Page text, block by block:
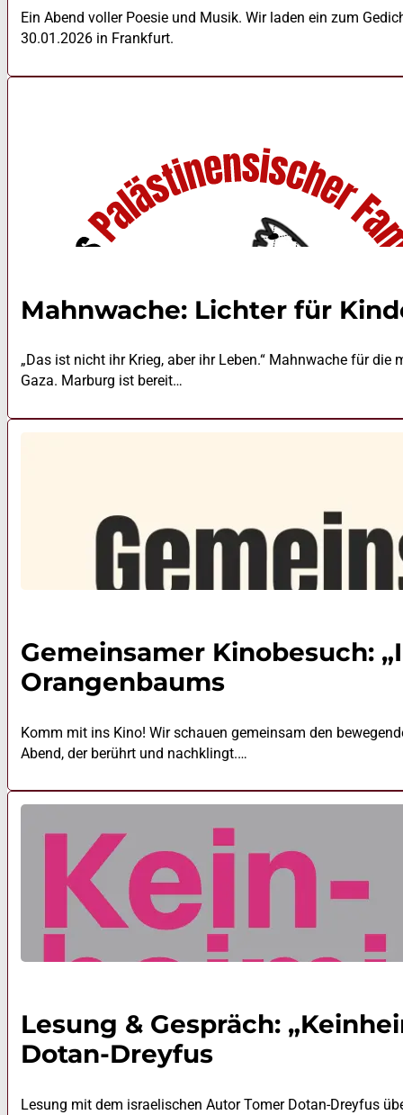
Ein Abend voller Poesie und Musik. Wir laden ein zum
30.01.2026 in Frankfurt.
Mahnwache: Lichter für
„Das ist nicht ihr Krieg, aber ihr Leben.“ Mahnwache für
Gaza. Marburg ist bereit…
Gemeinsamer Kinobesuch:
Orangenbaums
Komm mit ins Kino! Wir schauen gemeinsam den
Abend, der berührt und nachklingt.…
Lesung & Gespräch:
Dotan-Dreyfus
Lesung mit dem israelischen Autor Tomer Dotan-Dreyfus